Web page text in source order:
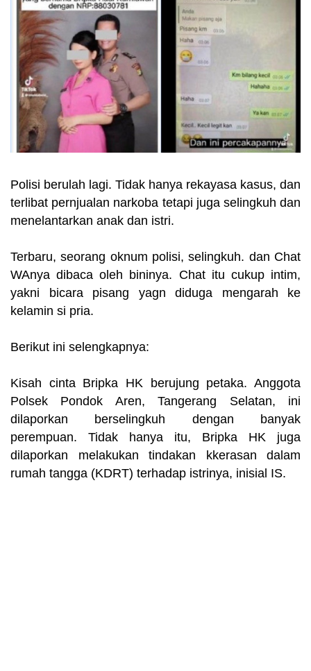
Polisi berulah lagi. Tidak hanya rekayasa kasus, dan
terlibat pernjualan narkoba tetapi juga selingkuh dan
menelantarkan anak dan istri.
Terbaru, seorang oknum polisi, selingkuh. dan Chat
WAnya dibaca oleh bininya. Chat itu cukup intim,
yakni bicara pisang yagn diduga mengarah ke
kelamin si pria.
Berikut ini selengkapnya:
Kisah cinta Bripka HK berujung petaka. Anggota
Polsek Pondok Aren, Tangerang Selatan, ini
dilaporkan berselingkuh dengan banyak
perempuan. Tidak hanya itu, Bripka HK juga
dilaporkan melakukan tindakan kkerasan dalam
rumah tangga (KDRT) terhadap istrinya, inisial IS.